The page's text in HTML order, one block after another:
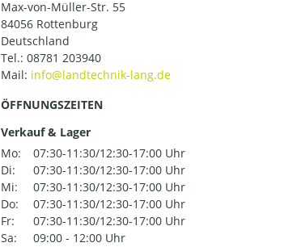
Max-von-Müller-Str. 55
84056 Rottenburg
Deutschland
Tel.: 08781 203940
Mail:
ÖFFNUNGSZEITEN
Verkauf & Lager
Mo:
07:30-11:30/12:30-17:00 Uhr
Di:
07:30-11:30/12:30-17:00 Uhr
Mi:
07:30-11:30/12:30-17:00 Uhr
Do:
07:30-11:30/12:30-17:00 Uhr
Fr:
07:30-11:30/12:30-17:00 Uhr
Sa:
09:00 - 12:00 Uhr